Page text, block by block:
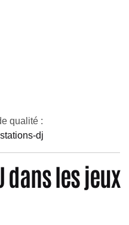
qualité :
dj
dans les jeux